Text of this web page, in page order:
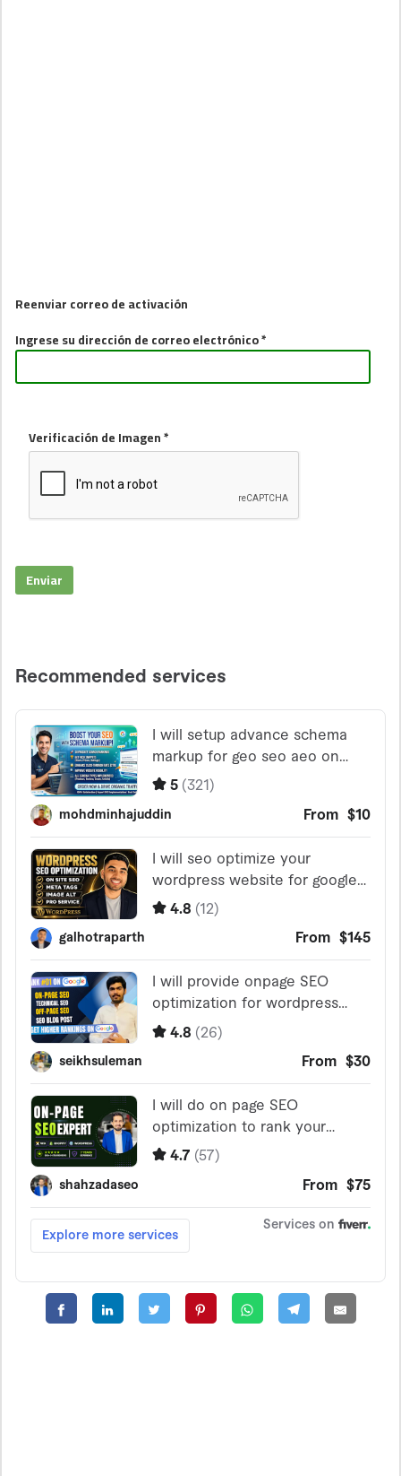
Reenviar correo de activación
Ingrese su dirección de correo electrónico *
Verificación de Imagen *
Enviar